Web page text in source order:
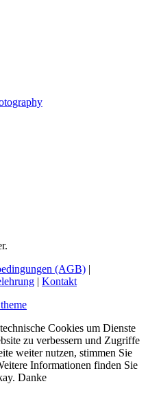
(AGB) |
| Kontakt
Cookies um Dienste
zu verbessern und Zugriffe
weiter nutzen, stimmen Sie
Informationen finden Sie
Danke